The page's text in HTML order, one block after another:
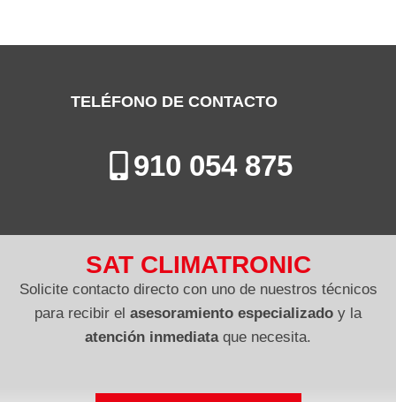
TELÉFONO DE CONTACTO
910 054 875
SAT CLIMATRONIC
Solicite contacto directo con uno de nuestros técnicos
para recibir el asesoramiento especializado y la
atención inmediataque necesita.